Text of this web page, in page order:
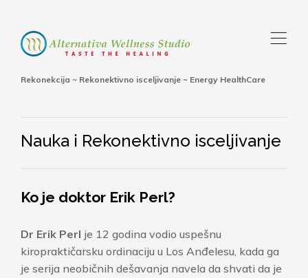
,
Rekonekcija ~ Rekonektivno isceljivanje ~ Energy HealthCare
Nauka i Rekonektivno isceljivanje
Ko je doktor Erik Perl?
Dr Erik Perl je 12 godina vodio uspešnu
kiropraktičarsku ordinaciju u Los Anđelesu, kada ga
je serija neobičnih dešavanja navela da shvati da je